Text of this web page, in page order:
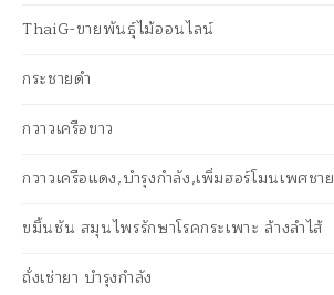
ThaiG-ขายพันธุ์ไม้ออนไลน์
กระชายดำ
กวาวเครือขาว
กวาวเครือแดง,บำรุงกำลัง,เพิ่มฮอร์โมนเพศชาย
ขมิ้นชัน สมุนไพรรักษาโรคกระเพาะ ล้างลำไส้
ถั่งเช่ายา บำรุงกำลัง